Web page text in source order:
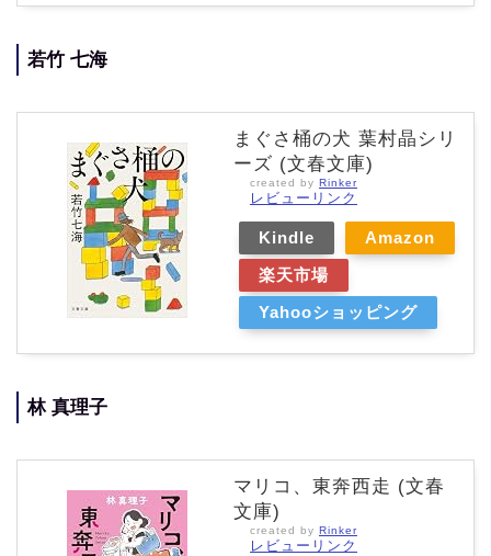
若竹 七海
まぐさ桶の犬 葉村晶シリ
ーズ (文春文庫)
created by Rinker
レビューリンク
Kindle
Amazon
楽天市場
Yahooショッピング
林 真理子
マリコ、東奔西走 (文春
文庫)
created by Rinker
レビューリンク